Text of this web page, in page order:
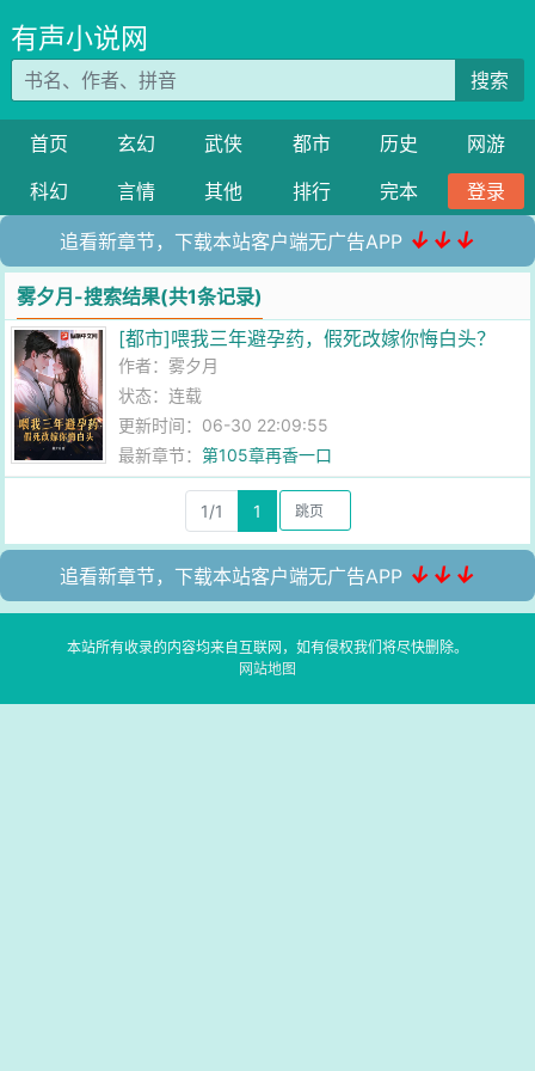
有声小说网
搜索
首页 玄幻 武侠 都市 历史
网游
科幻
言情 其他 排行 完本 登录
追看新章节，下载本站客户端无广告APP ↓↓↓
雾夕月-搜索结果(共1条记录)
[都市]喂我三年避孕药，假死改嫁你悔白头？
作者：雾夕月
状态：连载
更新时间：06-30 22:09:55
最新章节：第105章再香一口
1/1 1
追看新章节，下载本站客户端无广告APP ↓↓↓
本站所有收录的内容均来自互联网，如有侵权我们将尽快删除。
网站地图